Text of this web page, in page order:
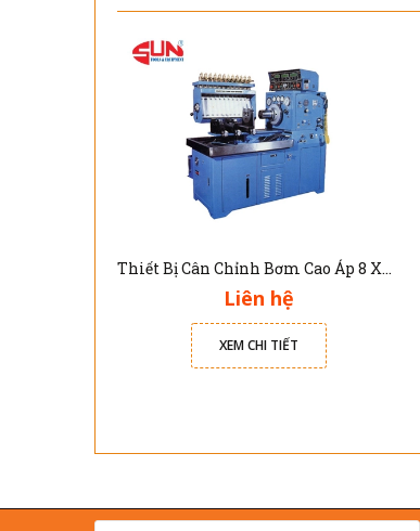
Thiết Bị Cân Chỉnh Bơm Cao Áp 8 Xy Lanh DNB-103W
Liên hệ
XEM CHI TIẾT